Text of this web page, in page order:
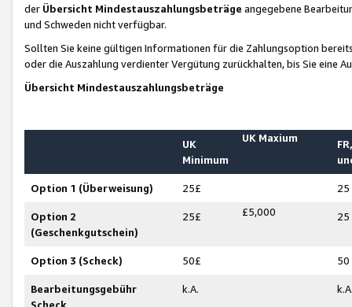
der Übersicht Mindestauszahlungsbeträge angegebene
und Schweden nicht verfügbar.
Sollten Sie keine gültigen Informationen für die Zahlungsoption
oder die Auszahlung verdienter Vergütung zurückhalten, bis Sie
Übersicht Mindestauszahlungsbeträge
UK
Minimum
UK Maxium
Option 1 (Überweisung) 25£ 25
Option 2
(Geschenkgutschein)
25£ £5,000 25
Option 3 (Scheck) 50£ 50
Bearbeitungsgebühr
Scheck
k.A.